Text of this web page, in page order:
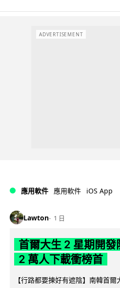
ADVERTISEMENT
應用軟件 應用軟件 iOS App
Lawton 1 日
首爾大生 2 星期開
2 萬人下載衝榜首
【行路都要揀好有遮陰】南韓首